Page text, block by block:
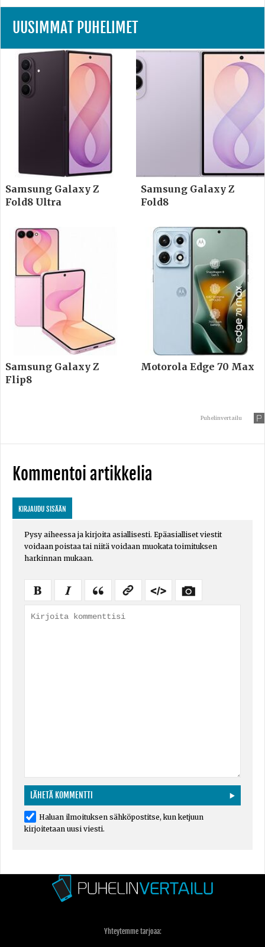
UUSIMMAT PUHELIMET
Samsung Galaxy Z
Fold8 Ultra
Samsung Galaxy Z
Fold8
Samsung Galaxy Z
Flip8
Motorola Edge 70 Max
Puhelinvertailu
Kommentoi artikkelia
KIRJAUDU SISÄÄN
Pysy aiheessa ja kirjoita asiallisesti. Epäasialliset viestit
voidaan poistaa tai niitä voidaan muokata toimituksen
harkinnan mukaan.
Haluan ilmoituksen sähköpostitse, kun ketjuun
kirjoitetaan uusi viesti.
Yhteytemme tarjoaa: